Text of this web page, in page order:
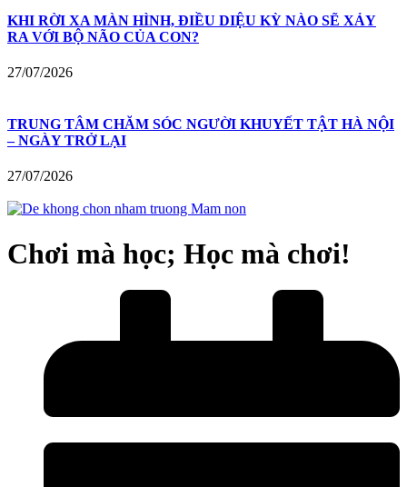
KHI RỜI XA MÀN HÌNH, ĐIỀU DIỆU KỲ NÀO SẼ XẢY
RA VỚI BỘ NÃO CỦA CON?
27/07/2026
TRUNG TÂM CHĂM SÓC NGƯỜI KHUYẾT TẬT HÀ NỘI
– NGÀY TRỞ LẠI
27/07/2026
Chơi mà học; Học mà chơi!